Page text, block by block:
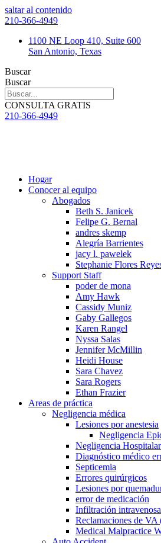
saltar al contenido
210-366-4949
1100 NE Loop 410, Suite 600
San Antonio, Texas
Buscar
Buscar
CONSULTA GRATIS
210-366-4949
Hogar
Conocer al equipo
Abogados
Beth S. Janicek
Felipe G. Bernal
andres skemp
Alegría Barrientes
jacy l. pawelek
Stephanie Flores
Support Staff
poder de mona
Amy Hawk
Cassidy Muniz
Gaby Gallegos
Karen Rangel
Nyssa Salas
Jennifer McMillin
Heidi House
Sara Chavez
Sara Rogers
Ethan Frazier
Areas de práctica
Negligencia médica
Lesiones por anestesia
Negligencia
Negligencia
Diagnóstico médico
Septicemia
Errores quirúrgicos
Lesiones por
error de medicación
Infiltración intravenosa
Reclamaciones de
Medical Malpractice